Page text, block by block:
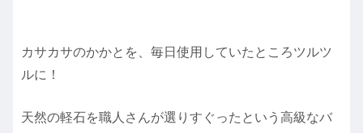
カサカサのかかとを、毎日使用していたところツルツ
ルに！
天然の軽石を職人さんが選りすぐったという高級なバ